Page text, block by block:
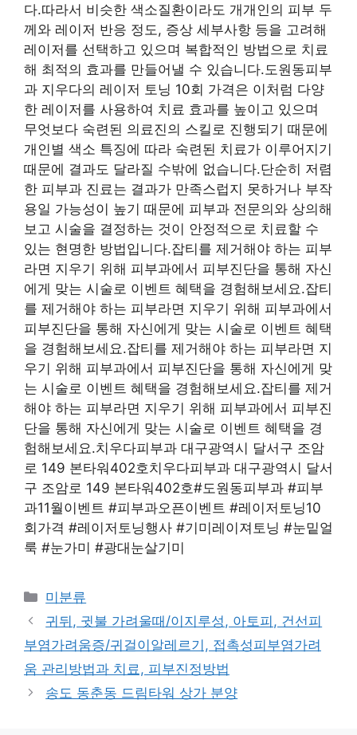
다.따라서 비슷한 색소질환이라도 개개인의 피부 두
께와 레이저 반응 정도, 증상 세부사항 등을 고려해
레이저를 선택하고 있으며 복합적인 방법으로 치료
해 최적의 효과를 만들어낼 수 있습니다.도원동피부
과 지우다의 레이저 토닝 10회 가격은 이처럼 다양
한 레이저를 사용하여 치료 효과를 높이고 있으며
무엇보다 숙련된 의료진의 스킬로 진행되기 때문에
개인별 색소 특징에 따라 숙련된 치료가 이루어지기
때문에 결과도 달라질 수밖에 없습니다.단순히 저렴
한 피부과 진료는 결과가 만족스럽지 못하거나 부작
용일 가능성이 높기 때문에 피부과 전문의와 상의해
보고 시술을 결정하는 것이 안정적으로 치료할 수
있는 현명한 방법입니다.잡티를 제거해야 하는 피부
라면 지우기 위해 피부과에서 피부진단을 통해 자신
에게 맞는 시술로 이벤트 혜택을 경험해보세요.잡티
를 제거해야 하는 피부라면 지우기 위해 피부과에서
피부진단을 통해 자신에게 맞는 시술로 이벤트 혜택
을 경험해보세요.잡티를 제거해야 하는 피부라면 지
우기 위해 피부과에서 피부진단을 통해 자신에게 맞
는 시술로 이벤트 혜택을 경험해보세요.잡티를 제거
해야 하는 피부라면 지우기 위해 피부과에서 피부진
단을 통해 자신에게 맞는 시술로 이벤트 혜택을 경
험해보세요.치우다피부과 대구광역시 달서구 조암
로 149 본타워402호치우다피부과 대구광역시 달서
구 조암로 149 본타워402호#도원동피부과 #피부
과11월이벤트 #피부과오픈이벤트 #레이저토닝10
회가격 #레이저토닝행사 #기미레이져토닝 #눈밑얼
룩 #눈가미 #광대눈살기미
Categories
미분류
귀뒤, 귓불 가려울때/이지루성, 아토피, 건선피
부염가려움증/귀걸이알레르기, 접촉성피부염가려
움 관리방법과 치료, 피부진정방법
송도 동춘동 드림타워 상가 분양